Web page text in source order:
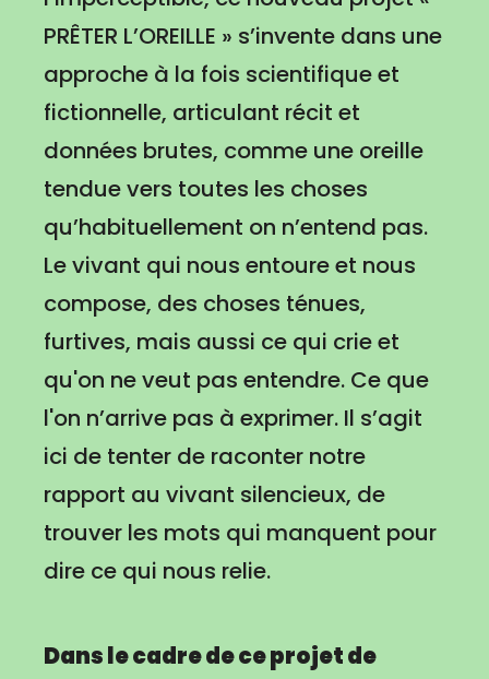
PRÊTER L’OREILLE » s’invente dans une
approche à la fois scientifique et
fictionnelle, articulant récit et
données brutes, comme une oreille
tendue vers toutes les choses
qu’habituellement on n’entend pas.
Le vivant qui nous entoure et nous
compose, des choses ténues,
furtives, mais aussi ce qui crie et
qu'on ne veut pas entendre. Ce que
l'on n’arrive pas à exprimer. Il s’agit
ici de tenter de raconter notre
rapport au vivant silencieux, de
trouver les mots qui manquent pour
dire ce qui nous relie.
Dans le cadre de ce projet de